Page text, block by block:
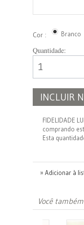
Cor : Branco
Quantidade:
INCLUIR
FIDELIDADE
comprando
Esta
» Adicionar à
Você